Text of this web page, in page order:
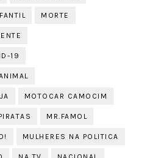
MORTE
19
MOTOCAR CAMOCIM
MR.FAMOL
MULHERES NA POLITICA